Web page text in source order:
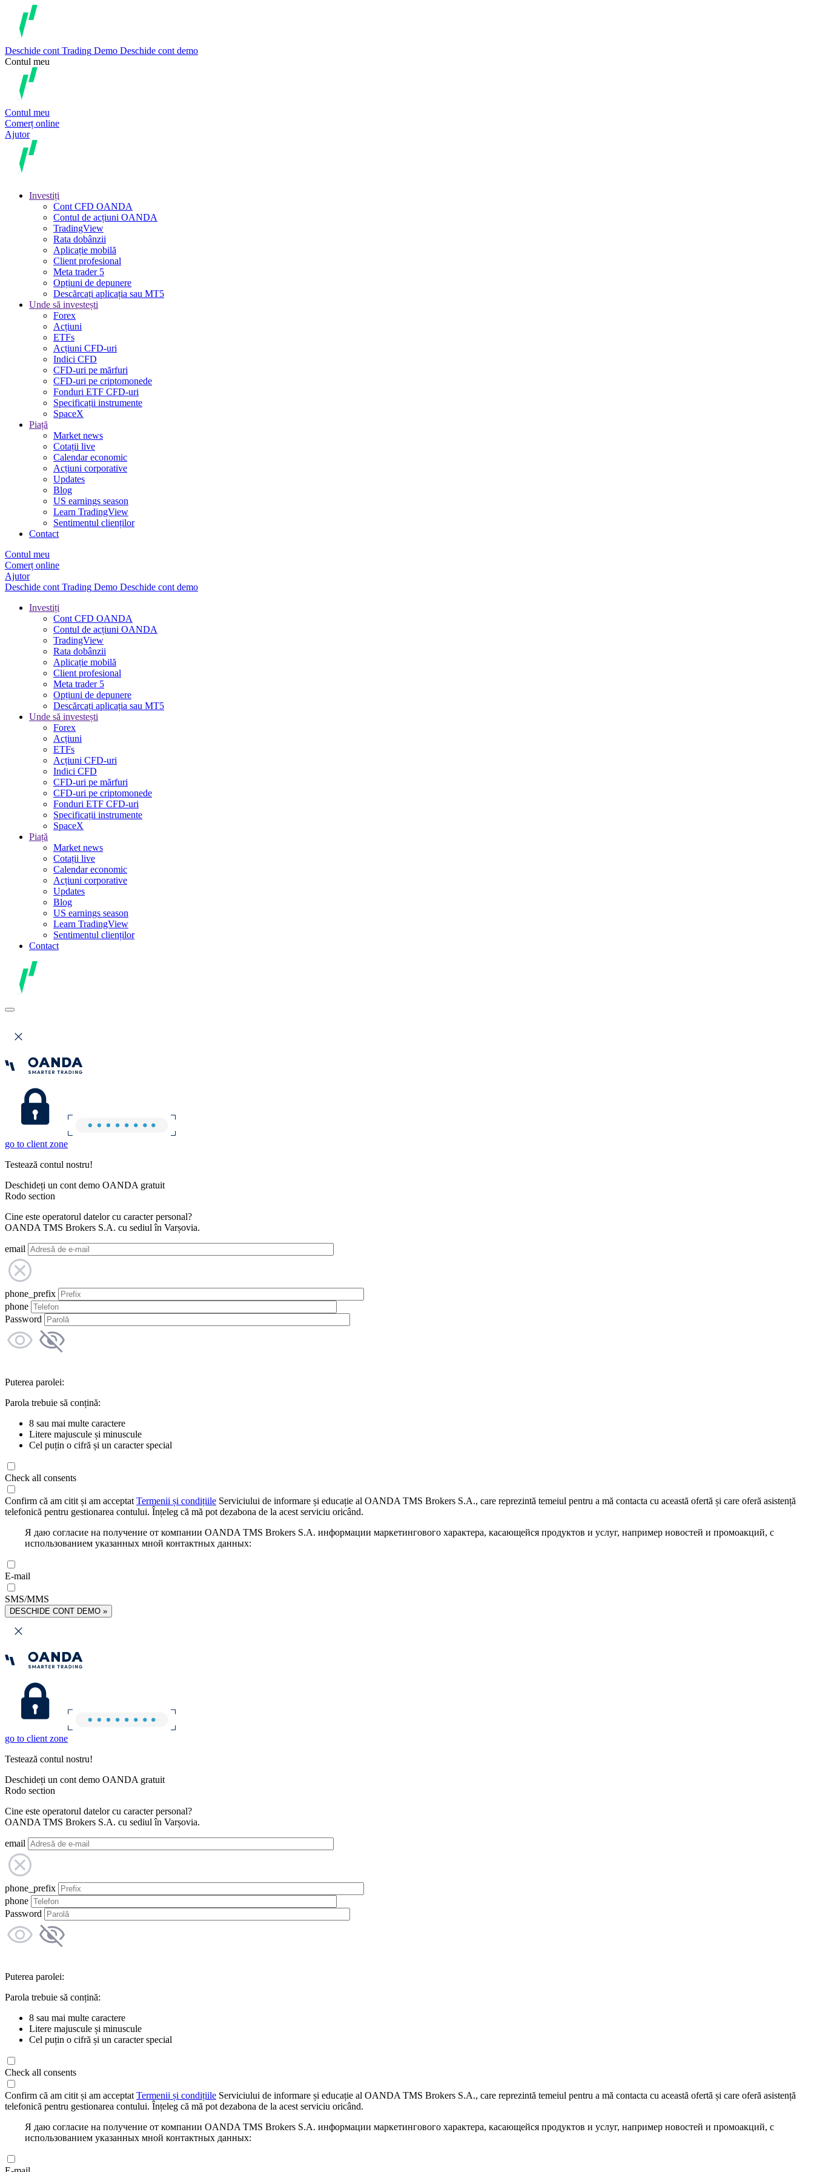
Deschide cont Trading Demo Deschide cont demo
Contul meu
Contul meu
Comerț online
Ajutor
Investiți
Cont CFD OANDA
Contul de acțiuni OANDA
TradingView
Rata dobânzii
Aplicație mobilă
Client profesional
Meta trader 5
Opțiuni de depunere
Descărcați aplicația sau MT5
Unde să investești
Forex
Acțiuni
ETFs
Acțiuni CFD-uri
Indici CFD
CFD-uri pe mărfuri
CFD-uri pe criptomonede
Fonduri ETF CFD-uri
Specificații instrumente
SpaceX
Piață
Market news
Cotații live
Calendar economic
Acțiuni corporative
Updates
Blog
US earnings season
Learn TradingView
Sentimentul clienților
Contact
Contul meu
Comerț online
Ajutor
Deschide cont Trading Demo Deschide cont demo
Investiți
Cont CFD OANDA
Contul de acțiuni OANDA
TradingView
Rata dobânzii
Aplicație mobilă
Client profesional
Meta trader 5
Opțiuni de depunere
Descărcați aplicația sau MT5
Unde să investești
Forex
Acțiuni
ETFs
Acțiuni CFD-uri
Indici CFD
CFD-uri pe mărfuri
CFD-uri pe criptomonede
Fonduri ETF CFD-uri
Specificații instrumente
SpaceX
Piață
Market news
Cotații live
Calendar economic
Acțiuni corporative
Updates
Blog
US earnings season
Learn TradingView
Sentimentul clienților
Contact
go to client zone
Testează contul nostru!
Deschideți un cont demo OANDA gratuit
Rodo section
Cine este operatorul datelor cu caracter personal?
OANDA TMS Brokers S.A. cu sediul în Varșovia.
email
phone_prefix
phone
Password
Puterea parolei:
Parola trebuie să conțină:
8 sau mai multe caractere
Litere majuscule și minuscule
Cel puțin o cifră și un caracter special
Check all consents
Confirm că am citit și am acceptat Termenii și condițiile Serviciului de informare și educație al OANDA TMS Brokers S.A., care reprezintă temeiul pentru a mă contacta cu această ofertă și care oferă asistență
telefonică pentru gestionarea contului. Înțeleg că mă pot dezabona de la acest serviciu oricând.
Я даю согласие на получение от компании OANDA TMS Brokers S.A. информации маркетингового характера, касающейся продуктов и услуг, например новостей и промоакций, с
использованием указанных мной контактных данных:
E-mail
SMS/MMS
DESCHIDE CONT DEMO »
go to client zone
Testează contul nostru!
Deschideți un cont demo OANDA gratuit
Rodo section
Cine este operatorul datelor cu caracter personal?
OANDA TMS Brokers S.A. cu sediul în Varșovia.
email
phone_prefix
phone
Password
Puterea parolei:
Parola trebuie să conțină:
8 sau mai multe caractere
Litere majuscule și minuscule
Cel puțin o cifră și un caracter special
Check all consents
Confirm că am citit și am acceptat Termenii și condițiile Serviciului de informare și educație al OANDA TMS Brokers S.A., care reprezintă temeiul pentru a mă contacta cu această ofertă și care oferă asistență
telefonică pentru gestionarea contului. Înțeleg că mă pot dezabona de la acest serviciu oricând.
Я даю согласие на получение от компании OANDA TMS Brokers S.A. информации маркетингового характера, касающейся продуктов и услуг, например новостей и промоакций, с
использованием указанных мной контактных данных: